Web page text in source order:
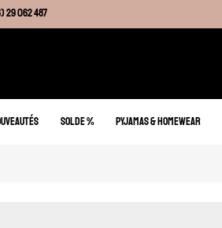
29 062 487
articles
SOLDE % PYJAMAS & HOMEWEAR